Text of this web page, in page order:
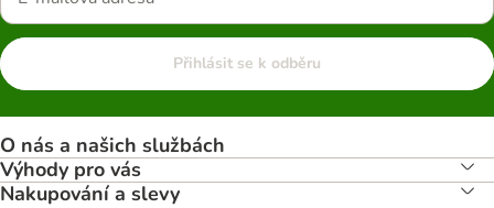
Přihlásit se k odběru
O nás a našich službách
Výhody pro vás
Nakupování a slevy